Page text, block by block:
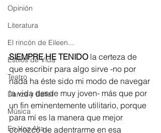
Opinión
Literatura
El rincón de Eileen...
Estilos de Vida
Teatro
Danza y Ballet
Música
En Voz Alta...
SIEMPRE HE TENIDO la certeza de
que escribir para algo sirve -no por
nada ha éste sido mi modo de navegar
la vida desde muy joven- más que por
un fin eminentemente utilitario, porque
para mí es la manera que mejor
conozco de adentrarme en esa